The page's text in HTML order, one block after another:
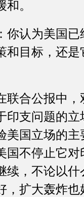
。
认为美国已
和目标，还是
合公报中，
印支问题的立
美国立场的主
国不停止它对
续，不论以什
，扩大轰炸也